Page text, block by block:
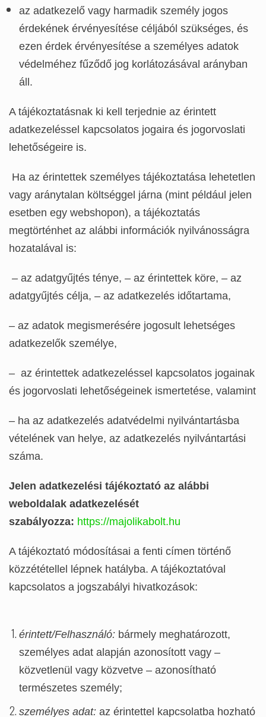
az adatkezelő vagy harmadik személy jogos
érdekének érvényesítése céljából szükséges, és
ezen érdek érvényesítése a személyes adatok
védelméhez fűződő jog korlátozásával arányban
áll.
A tájékoztatásnak ki kell terjednie az érintett
adatkezeléssel kapcsolatos jogaira és jogorvoslati
lehetőségeire is.
Ha az érintettek személyes tájékoztatása lehetetlen
vagy aránytalan költséggel járna (mint például jelen
esetben egy webshopon), a tájékoztatás
megtörténhet az alábbi információk nyilvánosságra
hozatalával is:
– az adatgyűjtés ténye, – az érintettek köre, – az
adatgyűjtés célja, – az adatkezelés időtartama,
– az adatok megismerésére jogosult lehetséges
adatkezelők személye,
– az érintettek adatkezeléssel kapcsolatos jogainak
és jogorvoslati lehetőségeinek ismertetése, valamint
– ha az adatkezelés adatvédelmi nyilvántartásba
vételének van helye, az adatkezelés nyilvántartási
száma.
Jelen adatkezelési tájékoztató az alábbi
weboldalak adatkezelését
szabályozza: https://majolikabolt.hu
A tájékoztató módosításai a fenti címen történő
közzététellel lépnek hatályba. A tájékoztatóval
kapcsolatos a jogszabályi hivatkozások:
érintett/Felhasználó: bármely meghatározott,
személyes adat alapján azonosított vagy –
közvetlenül vagy közvetve – azonosítható
természetes személy;
személyes adat: az érintettel kapcsolatba hozható